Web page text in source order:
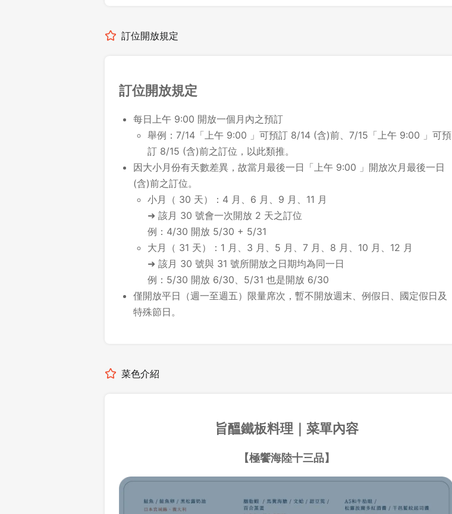
訂位開放規定
訂位開放規定
每日上午 9:00 開放一個月內之預訂
舉例：7/14「上午 9:00 」可預訂 8/14 (含)前、7/15「上午 9:00 」可預
訂 8/15 (含)前之訂位，以此類推。
因大小月份有天數差異，故當月最後一日「上午 9:00 」開放次月最後一日
(含)前之訂位。
小月（ 30 天）：4 月、6 月、9 月、11 月
➜ 該月 30 號會一次開放 2 天之訂位
例：4/30 開放 5/30 + 5/31
大月（ 31 天）：1 月、3 月、5 月、7 月、8 月、10 月、12 月
➜ 該月 30 號與 31 號所開放之日期均為同一日
例：5/30 開放 6/30、5/31 也是開放 6/30
僅開放平日（週一至週五）限量席次，暫不開放週末、例假日、國定假日及
特殊節日。
菜色介紹
旨醞鐵板料理｜菜單內容
【極饗海陸十三品】